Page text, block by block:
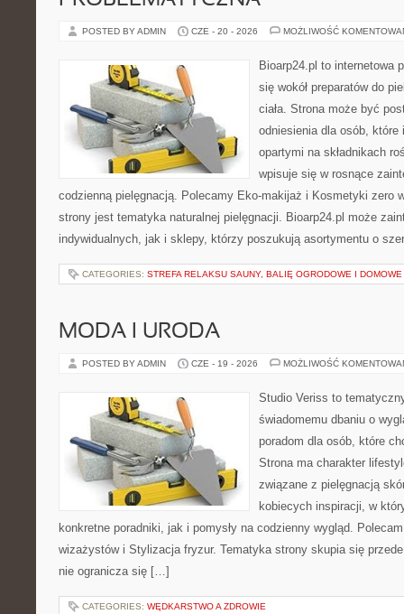
POSTED BY ADMIN CZE - 20 - 2026 MOŻLIWOŚĆ
Bioarp24.pl to internetowa
się wokół preparatów do
ciała. Strona może być
odniesienia dla osób,
opartymi na składnikach
wpisuje się w rosnące
codzienną pielęgnacją. Polecamy Eko-makijaż i Kosmetyki zero
strony jest tematyka naturalnej pielęgnacji. Bioarp24.pl może
indywidualnych, jak i sklepy, którzy poszukują asortymentu o
CATEGORIES: STREFA RELAKSU SAUNY, BALIĘ OGRODOWE I DOMOWE
MODA I URODA
POSTED BY ADMIN CZE - 19 - 2026 MOŻLIWOŚĆ
Studio Veriss to
świadomemu dbaniu o
poradom dla osób, które
Strona ma charakter
związane z pielęgnacją
kobiecych inspiracji, w
konkretne poradniki, jak i pomysły na codzienny wygląd.
wizażystów i Stylizacja fryzur. Tematyka strony skupia się
nie ogranicza się […]
CATEGORIES: WĘDKARSTWO A ZDROWIE